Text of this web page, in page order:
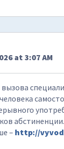
at 3:07 AM
абстиненции.
– http://